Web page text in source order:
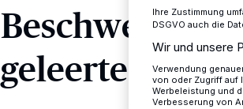
geleerte
Ihre Zustimmung
DSGVO auch die
Wir und unsere
Verwendung
von oder Zugriff auf
Werbeleistung und
Verbesserung von